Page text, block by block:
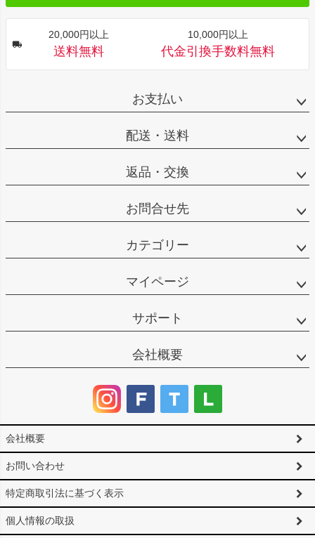
20,000円以上
送料無料
10,000円以上
代金引換手数料無料
お支払い
配送・送料
返品・交換
お問合せ先
カテゴリー
マイページ
サポート
会社概要
会社概要
お問い合わせ
特定商取引法に基づく表示
個人情報の取扱